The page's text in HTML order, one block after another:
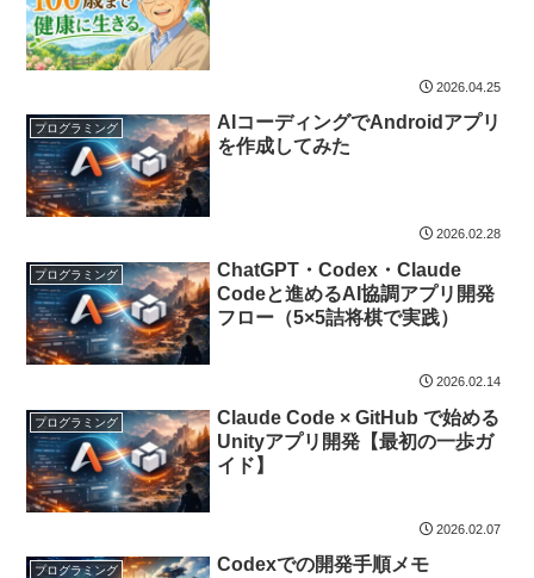
2026.04.25
プログラミング
AIコーディングでAndroidアプリ
を作成してみた
2026.02.28
プログラミング
ChatGPT・Codex・Claude
Codeと進めるAI協調アプリ開発
フロー（5×5詰将棋で実践）
2026.02.14
プログラミング
Claude Code × GitHub で始める
Unityアプリ開発【最初の一歩ガ
イド】
2026.02.07
プログラミング Codexでの開発手順メモ